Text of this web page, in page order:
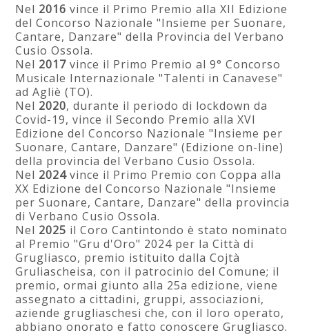
Nel 2016 vince il Primo Premio alla XII Edizione
del Concorso Nazionale "Insieme per Suonare,
Cantare, Danzare" della Provincia del Verbano
Cusio Ossola.
Nel 2017vince il Primo Premio al 9° Concorso
Musicale Internazionale "Talenti in Canavese"
ad Agliè (TO).
Nel 2020, durante il periodo di lockdown da
Covid-19, vince il Secondo Premio alla XVI
Edizione del Concorso Nazionale "Insieme per
Suonare, Cantare, Danzare" (Edizione on-line)
della provincia del Verbano Cusio Ossola.
Nel 2024vince il Primo Premio con Coppa alla
XX Edizione del Concorso Nazionale "Insieme
per Suonare, Cantare, Danzare" della provincia
di Verbano Cusio Ossola.
Nel 2025 il Coro Cantintondo è stato nominato
al Premio "Gru d'Oro" 2024 per la Città di
Grugliasco, premio istituito dalla Cojtà
Gruliascheisa, con il patrocinio del Comune; il
premio, ormai giunto alla 25a edizione, viene
assegnato a cittadini, gruppi, associazioni,
aziende grugliaschesi che, con il loro operato,
abbiano onorato e fatto conoscere Grugliasco.